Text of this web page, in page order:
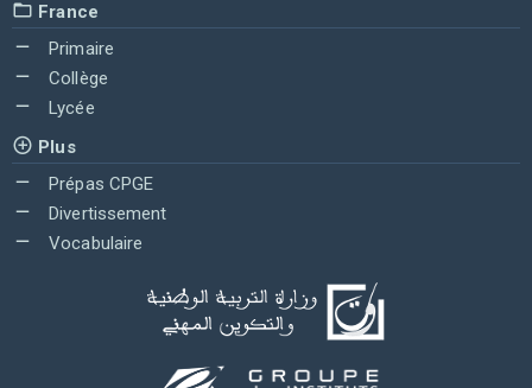
France
Primaire
Collège
Lycée
Plus
Prépas CPGE
Divertissement
Vocabulaire